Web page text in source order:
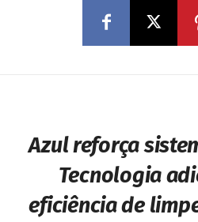
Azul reforça
Tecnologia
eficiência de